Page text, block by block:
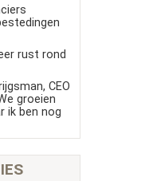
rust rond
CEO
groeien
ik ben nog